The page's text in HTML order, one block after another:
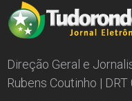
Direção Geral e
Rubens Coutinho |